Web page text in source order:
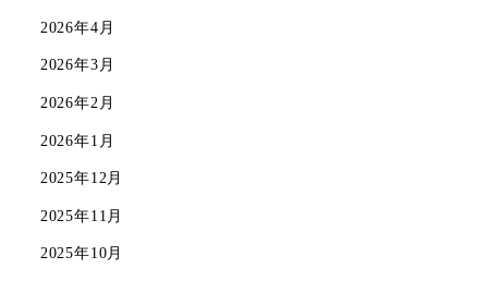
2026年4月
2026年3月
2026年2月
2026年1月
2025年12月
2025年11月
2025年10月